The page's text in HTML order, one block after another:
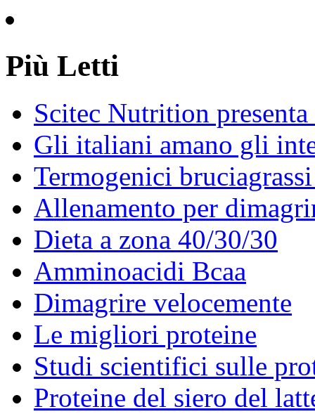
Più Letti
Scitec Nutrition
Gli italiani amano gli
Termogenici
Allenamento per
Dieta a zona 40/30/30
Amminoacidi Bcaa
Dimagrire velocemente
Le migliori proteine
Studi scientifici sulle
Proteine del siero del